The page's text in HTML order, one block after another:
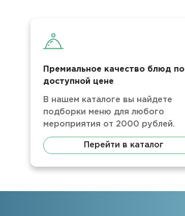
Премиальное качество блюд по
доступной цене
В нашем каталоге вы найдете
подборки меню для любого
мероприятия от 2000 рублей.
Перейти в каталог